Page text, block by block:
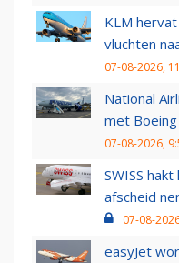
KLM
vluchten
07-08-2026,
National
met
07-08-2026,
SWISS
afscheid
07-08-
easyJet